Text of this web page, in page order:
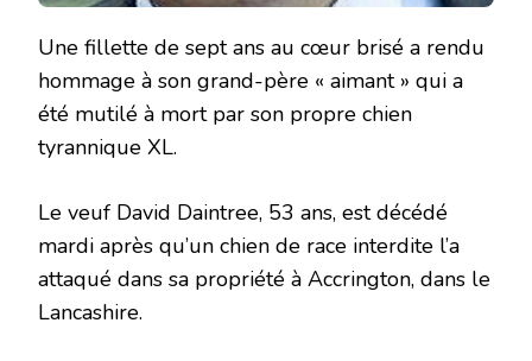
Une fillette de sept ans au cœur brisé a rendu
hommage à son grand-père « aimant » qui a
été mutilé à mort par son propre chien
tyrannique XL.
Le veuf David Daintree, 53 ans, est décédé
mardi après qu’un chien de race interdite l’a
attaqué dans sa propriété à Accrington, dans le
Lancashire.